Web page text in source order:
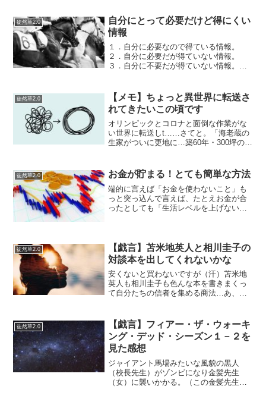
徒然草2.0
自分にとって必要だけど得にくい
情報
１．自分に必要なので得ている情報。
２．自分に必要だが得ていない情報。
３．自分に不要だが得ていない情報。
増やせない場合は、４を減らし、２を増
やさないといけない。…その取組...
徒然草2.0
【メモ】ちょっと異世界に転送さ
れてきたいこの頃です
オリンピックとコロナと面倒な作業がな
い世界に転送しt……さてと。「海老蔵の
生家がついに更地に…築60年・300坪の市
松竹芸能の奴隷では…アメブロの収益だ
けで...
徒然草2.0 お金が貯まる！とても簡単な方法
端的に言えば「お金を使わないこと」も
っと突っ込んで言えば、たとえお金が合
ったとしても「生活レベルを上げないこ
ふさわしいブランドを買っ...
徒然草2.0
【戯言】苫米地英人と相川圭子の
対談本を出してくれないかな
安くないと買わないですが（汗）苫米地
英人も相川圭子も色んな本を書きまくっ
て自分たちの信者を集める商法…あ、い
う２人のミッション（ゴール）はほぼ同
じなわけですから、、、（...
徒然草2.0
【戯言】フィアー・ザ・ウォーキ
ング・デッド・シーズン１－２を
見た感想
ジャイアント馬場みたいな風貌の黒人
（校長先生）がゾンビになり金髪先生
（女）に襲いかかる。（この金髪先生は